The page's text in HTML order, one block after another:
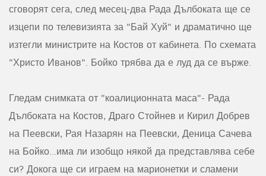
сговорят сега, след месец-два Рада Дълбоката ще се
изцепи по телевизията за "Бай Хуй" и драматично ще
изтегли министрите на Костов от кабинета. По схемата
"Христо Иванов". Бойко трябва да е луд да се върже.
Гледам снимката от "коалиционната маса"- Рада
Дълбоката на Костов, Драго Стойнев и Кирил Добрев
на Пеевски, Рая Назарян на Пеевски, Деница Сачева
на Бойко...има ли изобщо някой да представлява себе
си? Докога ще си играем на марионетки и сламени